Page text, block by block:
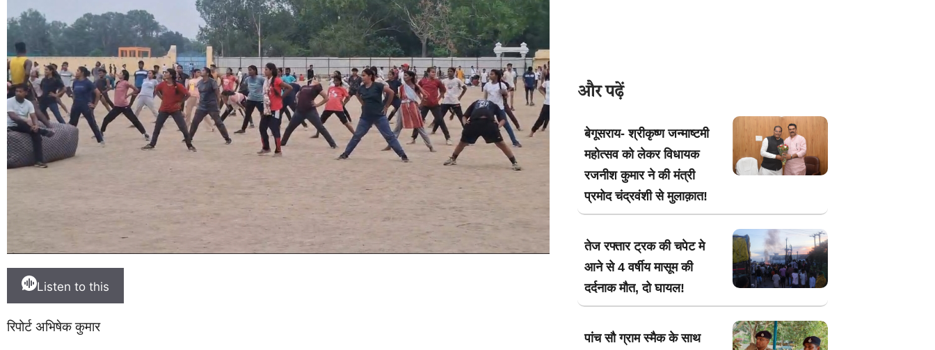
Listen to this
रिपोर्ट अभिषेक कुमार
और पढ़ें
बेगूसराय- श्रीकृष्ण जन्माष्टमी
महोत्सव को लेकर विधायक
रजनीश कुमार ने की मंत्री
प्रमोद चंद्रवंशी से मुलाक़ात!
तेज रफ्तार ट्रक की चपेट मे
आने से 4 वर्षीय मासूम की
दर्दनाक मौत, दो घायल!
पांच सौ ग्राम स्मैक के साथ